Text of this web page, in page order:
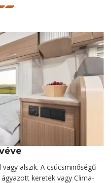
alszik. A csúcsminőségű
keretek vagy Clima-